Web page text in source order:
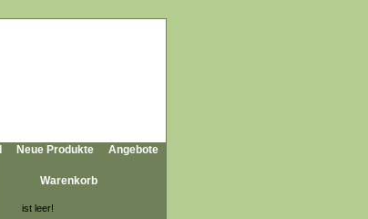
Neue Produkte Angebote
Warenkorb
ist leer!